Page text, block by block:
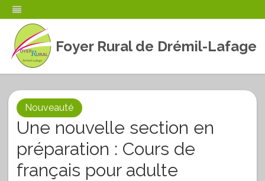
Foyer Rural de Drémil-Lafage
Skip
content
Nouveauté
Une nouvelle section en
préparation : Cours de
français pour adulte